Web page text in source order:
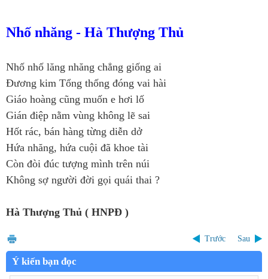
Nhố nhăng - Hà Thượng Thủ
Nhố nhố lăng nhăng chẳng giống ai
Đương kim Tổng thống đóng vai hài
Giáo hoàng cũng muốn e hơi lố
Gián điệp nằm vùng không lẽ sai
Hốt rác, bán hàng từng diễn dở
Hứa nhăng, hứa cuội đã khoe tài
Còn đòi đúc tượng mình trên núi
Không sợ người đời gọi quái thai ?
Hà Thượng Thủ ( HNPĐ )
Trước Sau
Ý kiến bạn đọc